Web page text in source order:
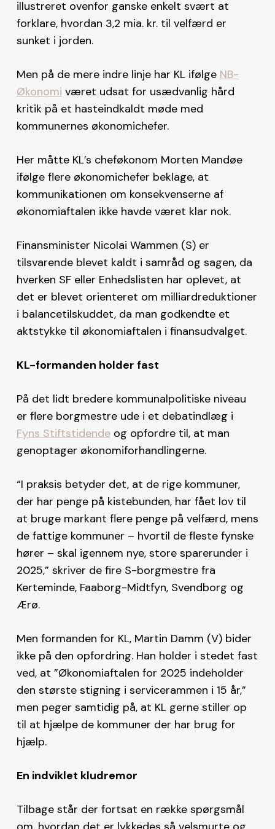
illustreret ovenfor ganske enkelt svært at
forklare, hvordan 3,2 mia. kr. til velfærd er
sunket i jorden.
Men på de mere indre linje har KL ifølge NB-
Økonomi været udsat for usædvanlig hård
kritik på et hasteindkaldt møde med
kommunernes økonomichefer.
Her måtte KL’s cheføkonom Morten Mandøe
ifølge flere økonomichefer beklage, at
kommunikationen om konsekvenserne af
økonomiaftalen ikke havde været klar nok.
Finansminister Nicolai Wammen (S) er
tilsvarende blevet kaldt i samråd og sagen, da
hverken SF eller Enhedslisten har oplevet, at
det er blevet orienteret om milliardreduktioner
i balancetilskuddet, da man godkendte et
aktstykke til økonomiaftalen i finansudvalget.
KL-formanden holder fast
På det lidt bredere kommunalpolitiske niveau
er flere borgmestre ude i et debatindlæg i
Fyns Stiftstidendeog opfordre til, at man
genoptager økonomiforhandlingerne.
“I praksis betyder det, at de rige kommuner,
der har penge på kistebunden, har fået lov til
at bruge markant flere penge på velfærd, mens
de fattige kommuner – hvortil de fleste fynske
hører – skal igennem nye, store sparerunder i
2025,” skriver de fire S-borgmestre fra
Kerteminde, Faaborg-Midtfyn, Svendborg og
Ærø.
Men formanden for KL, Martin Damm (V) bider
ikke på den opfordring. Han holder i stedet fast
ved, at ”Økonomiaftalen for 2025 indeholder
den største stigning i servicerammen i 15 år,”
men peger samtidig på, at KL gerne stiller op
til at hjælpe de kommuner der har brug for
hjælp.
En indviklet kludremor
Tilbage står der fortsat en række spørgsmål